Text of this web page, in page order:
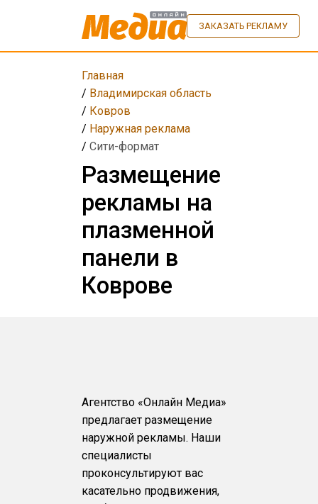
ЗАКАЗАТЬ РЕКЛАМУ
Главная
/ Владимирская область
/ Ковров
/ Наружная реклама
/Сити-формат
Размещение
рекламы на
плазменной
панели в
Коврове
Агентство «Онлайн Медиа»
предлагает размещение
наружной рекламы. Наши
специалисты
проконсультируют вас
касательно продвижения,